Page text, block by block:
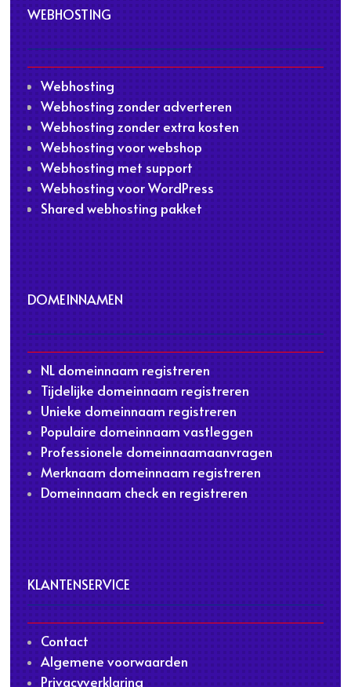
WEBHOSTING
Webhosting
Webhosting zonder adverteren
Webhosting zonder extra kosten
Webhosting voor webshop
Webhosting met support
Webhosting voor WordPress
Shared webhosting pakket
DOMEINNAMEN
NL domeinnaam registreren
Tijdelijke domeinnaam registreren
Unieke domeinnaam registreren
Populaire domeinnaam vastleggen
Professionele domeinnaamaanvragen
Merknaam domeinnaam registreren
Domeinnaam check en registreren
KLANTENSERVICE
Contact
Algemene voorwaarden
Privacyverklaring